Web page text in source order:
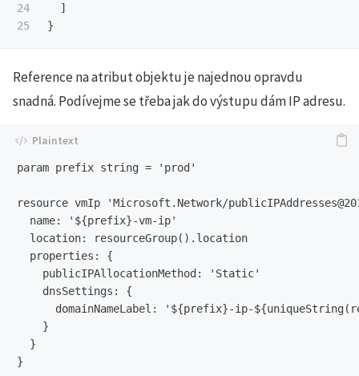
24
]
}
Reference na atribut objektu je najednou opravdu
snadná. Podívejme se třeba jak do výstupu dám IP adresu.
param prefix string = 'prod'
resource vmIp 'Microsoft.Network/
  name: '${prefix}-vm-ip'
  location: resourceGroup().location
  properties: {
    publicIPAllocationMethod: 'Static'
    dnsSettings: {
domainNameLabel: '${prefix}-ip-
    }
  }
}